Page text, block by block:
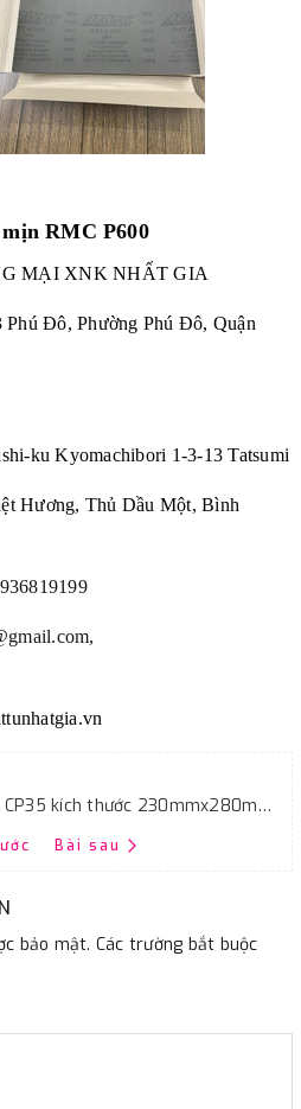
RMC P600
MẠI XNK NHẤT GIA
Phú Đô, Phường Phú Đô, Quận
ku Kyomachibori 1-3-13 Tatsumi
Hương, Thủ Dầu Một, Bình
Giấy nhám mịn RMC P600 CP35 kích thước 230mmx280mm chịu nước màu đen
Bài sau
bảo mật. Các trường bắt buộc